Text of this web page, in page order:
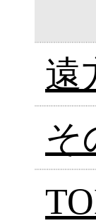
遠
そ